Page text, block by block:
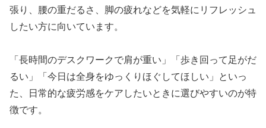
張り、腰の重だるさ、脚の疲れなどを気軽にリフレッシュ
したい方に向いています。
「長時間のデスクワークで肩が重い」「歩き回って足がだ
るい」「今日は全身をゆっくりほぐしてほしい」といっ
た、日常的な疲労感をケアしたいときに選びやすいのが特
徴です。